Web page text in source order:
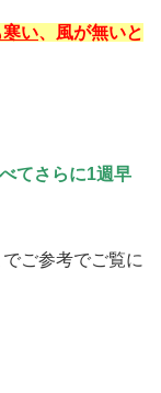
い、風が無いと
てさらに1週早
ご参考でご覧に